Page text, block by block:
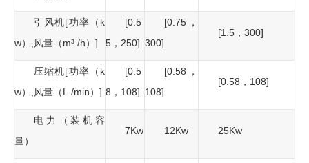
引风机[功率（k
w）,风量（m³ /h）]
[0.5
5，250]
[0.75，
300]
[1.5，300]
压缩机[功率（k
w）,风量（L /min）]
[0.5
8，108]
[0.58，
108]
[0.58，108]
电力（装机容
量）
7Kw 12Kw 25Kw